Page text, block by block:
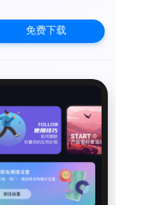
connectivity and
免费下载